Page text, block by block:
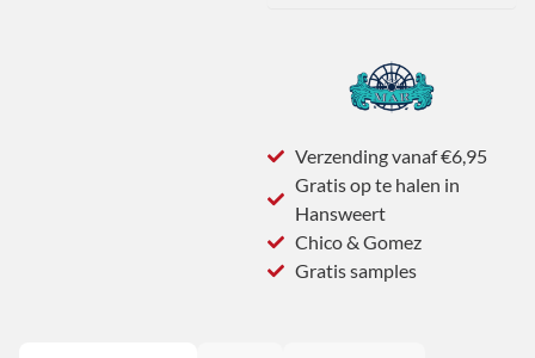
Verzending vanaf €6,95
Gratis op te halen in
Hansweert
Chico & Gomez
Gratis samples